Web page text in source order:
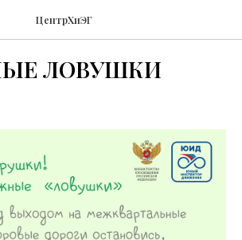
ЦентрХиЭГ
ЛОВУШКИ